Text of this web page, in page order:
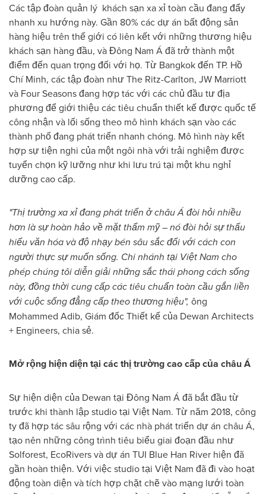
Các tập đoàn quản lý khách sạn xa xỉ toàn cầu đang đẩy
nhanh xu hướng này. Gần 80% các dự án bất động sản
hàng hiệu trên thế giới có liên kết với những thương hiệu
khách sạn hàng đầu, và Đông Nam Á đã trở thành một
điểm đến quan trọng đối với họ. Từ Bangkok đến TP. Hồ
Chí Minh, các tập đoàn như The Ritz-Carlton, JW Marriott
và Four Seasons đang hợp tác với các chủ đầu tư địa
phương để giới thiệu các tiêu chuẩn thiết kế được quốc tế
công nhận và lối sống theo mô hình khách sạn vào các
thành phố đang phát triển nhanh chóng. Mô hình này kết
hợp sự tiện nghi của một ngôi nhà với trải nghiệm được
tuyển chọn kỹ lưỡng như khi lưu trú tại một khu nghỉ
dưỡng cao cấp.
"Thị trường xa xỉ đang phát triển ở châu Á đòi hỏi nhiều
hơn là sự hoàn hảo về mặt thẩm mỹ – nó đòi hỏi sự thấu
hiểu văn hóa và độ nhạy bén sâu sắc đối với cách con
người thực sự muốn sống. Chi nhánh tại Việt Nam cho
phép chúng tôi diễn giải những sắc thái phong cách sống
này, đồng thời cung cấp các tiêu chuẩn toàn cầu gắn liền
với cuộc sống đẳng cấp theo thương hiệu", ông
Mohammed Adib, Giám đốc Thiết kế của Dewan Architects
+ Engineers, chia sẻ.
Mở rộng hiện diện tại các thị trường cao cấp của châu Á
Sự hiện diện của Dewan tại Đông Nam Á đã bắt đầu từ
trước khi thành lập studio tại Việt Nam. Từ năm 2018, công
ty đã hợp tác sâu rộng với các nhà phát triển dự án châu Á,
tạo nên những công trình tiêu biểu giai đoạn đầu như
Solforest, EcoRivers và dự án TUI Blue Han River hiện đã
gần hoàn thiện. Với việc studio tại Việt Nam đã đi vào hoạt
động toàn diện và tích hợp chặt chẽ vào mạng lưới toàn